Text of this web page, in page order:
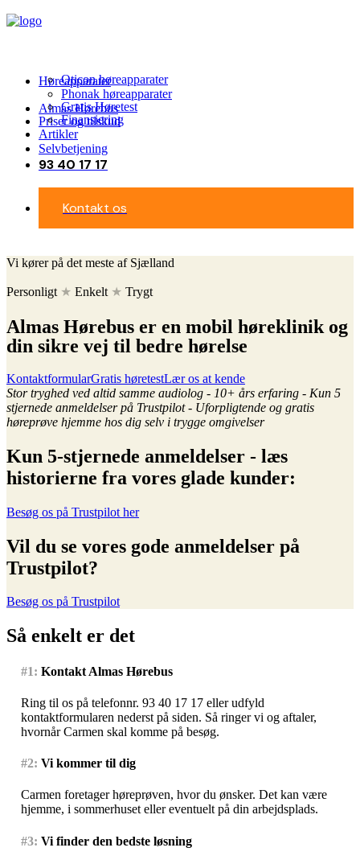
Høreapparater
Oticon høreapparater
Phonak høreapparater
Almas Hørebus
Gratis Høretest
Priser og tilskud
Finansiering
Artikler
Selvbetjening
93 40 17 17
Kontakt os
Vi kører på det meste af Sjælland
Personligt ★ Enkelt ★ Trygt
Almas Hørebus er en mobil høreklinik og
din sikre vej til bedre hørelse
KontaktformularGratis høretestLær os at kende
Stor tryghed ved altid samme audiolog - 10+ års erfaring - Kun 5
stjernede anmeldelser på Trustpilot - Uforpligtende og gratis
høreprøve hjemme hos dig selv i trygge omgivelser
Kun 5-stjernede anmeldelser - læs
historierne fra vores glade kunder:
Besøg os på Trustpilot her
Vil du se vores gode anmeldelser på
Trustpilot?
Besøg os på Trustpilot
Så enkelt er det
#1: Kontakt Almas Hørebus
Ring til os på telefonnr. 93 40 17 17 eller udfyld
kontaktformularen nederst på siden. Så ringer vi og aftaler,
hvornår Carmen skal komme på besøg.
#2: Vi kommer til dig
Carmen foretager høreprøven, hvor du ønsker. Det kan være
hjemme, i sommerhuset eller eventuelt på din arbejdsplads.
#3: Vi finder den bedste løsning